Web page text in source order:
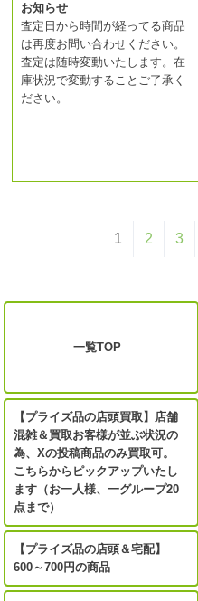
お知らせ
査定日から時間が経ってる商品
は再度お問い合わせください。
査定は随時変動いたします。在
庫状況で変動することご了承く
ださい。
1 2 3
一覧TOP
【プライズ品の店頭買取】店舗
混雑＆買取お客様が並ぶ状況の
為、Xの投稿商品のみ買取可。
こちらからピックアップいたし
ます（お一人様、一グループ20
点まで）
【プライズ品の店頭＆宅配】
600～700円の商品